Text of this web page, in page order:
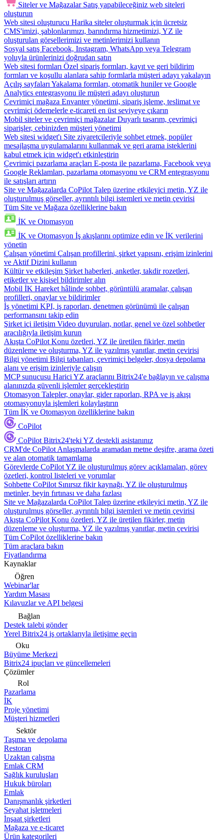
Siteler ve Mağazalar Satış yapabileceğiniz web siteleri
oluşturun
Web sitesi oluşturucu Harika siteler oluşturmak için ücretsiz
CMS'imizi, şablonlarımızı, barındırma hizmetimizi, YZ ile
oluşturulan görsellerimizi ve metinlerimizi kullanın
Sosyal satış Facebook, Instagram, WhatsApp veya Telegram
yoluyla ürünlerinizi doğrudan satın
Web sitesi formları Özel sipariş formları, kayıt ve geri bildirim
formları ve koşullu alanlara sahip formlarla müşteri adayı yakalayın
Açılış sayfaları Yakalama formları, otomatik huniler ve Google
Analytics entegrasyonu ile müşteri adayı oluşturun
Çevrimiçi mağaza Envanter yönetimi, sipariş işleme, teslimat ve
çevrimiçi ödemelerle e-ticareti en üst seviyeye çıkarın
Mobil siteler ve çevrimiçi mağazalar Duyarlı tasarım, çevrimiçi
siparişler, cebinizden müşteri yönetimi
Web sitesi widget'ı Site ziyaretçileriyle sohbet etmek, popüler
mesajlaşma uygulamalarını kullanmak ve geri arama isteklerini
kabul etmek için widget'ı etkinleştirin
Çevrimiçi pazarlama araçları E-posta ile pazarlama, Facebook veya
Google Reklamları, pazarlama otomasyonu ve CRM entegrasyonu
ile satışları artırın
Site ve Mağazalarda CoPilot Talep üzerine etkileyici metin, YZ ile
oluşturulmuş görseller, ayrıntılı bilgi istemleri ve metin çevirisi
Tüm Site ve Mağaza özelliklerine bakın
İK ve Otomasyon
İK ve Otomasyon İş akışlarını optimize edin ve İK verilerini
yönetin
Çalışan yönetimi Çalışan profillerini, şirket yapısını, erişim izinlerini
ve Aktif Dizini kullanın
Kültür ve etkileşim Şirket haberleri, anketler, takdir rozetleri,
etiketler ve kişisel bildirimler alın
Mobil İK Hareket hâlinde sohbet, görüntülü aramalar, çalışan
profilleri, onaylar ve bildirimler
İş yönetimi KPI, iş raporları, denetmen görünümü ile çalışan
performansını takip edin
Şirket içi iletişim Video duyuruları, notlar, genel ve özel sohbetler
aracılığıyla iletişim kurun
Akışta CoPilot Konu özetleri, YZ ile üretilen fikirler, metin
düzenleme ve oluşturma, YZ ile yazılmış yanıtlar, metin çevirisi
Bilgi yönetimi Bilgi tabanları, çevrimiçi belgeler, dosya depolama
alanı ve erişim izinleriyle çalışın
MCP sunucusu Harici YZ araçlarını Bitrix24'e bağlayın ve çalışma
alanınızda güvenli işlemler gerçekleştirin
Otomasyon Talepler, onaylar, gider raporları, RPA ve iş akışı
otomasyonuyla işlemleri kolaylaştırın
Tüm İK ve Otomasyon özelliklerine bakın
CoPilot
CoPilot Bitrix24'teki YZ destekli asistanınız
CRM'de CoPilot Anlaşmalarda aramadan metne deşifre, arama özeti
ve alan otomatik tamamlama
Görevlerde CoPilotYZ ile oluşturulmuş görev açıklamaları, görev
özetleri, kontrol listeleri ve yorumlar
Sohbette CoPilot Sınırsız fikir kaynağı, YZ ile oluşturulmuş
metinler, beyin fırtınası ve daha fazlası
Site ve Mağazalarda CoPilot Talep üzerine etkileyici metin, YZ ile
oluşturulmuş görseller, ayrıntılı bilgi istemleri ve metin çevirisi
Akışta CoPilot Konu özetleri, YZ ile üretilen fikirler, metin
düzenleme ve oluşturma, YZ ile yazılmış yanıtlar, metin çevirisi
Tüm CoPilot özelliklerine bakın
Tüm araçlara bakın
Fiyatlandırma
Kaynaklar
Öğren
Webinar'lar
Yardım Masası
Kılavuzlar ve API belgesi
Bağlan
Destek talebi gönder
Yerel Bitrix24 iş ortaklarıyla iletişime geçin
Oku
Büyüme Merkezi
Bitrix24 ipuçları ve güncellemeleri
Çözümler
Rol
Pazarlama
İK
Proje yönetimi
Müşteri hizmetleri
Sektör
Taşıma ve depolama
Restoran
Uzaktan çalışma
Emlak CRM
Sağlık kuruluşları
Hukuk büroları
Emlak
Danışmanlık şirketleri
Seyahat işletmeleri
İnşaat şirketleri
Mağaza ve e-ticaret
Ürün kategorileri